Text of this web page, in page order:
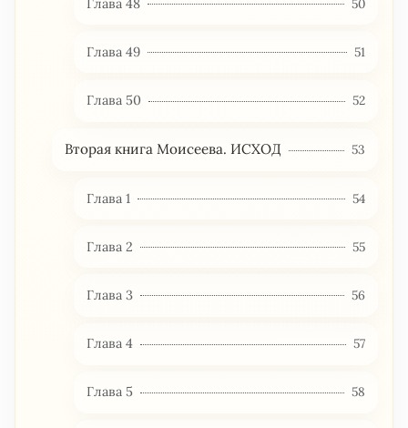
Глава 48 50
Глава 49 51
Глава 50 52
Вторая книга Моисеева. ИСХОД 53
Глава 1 54
Глава 2 55
Глава 3 56
Глава 4 57
Глава 5 58